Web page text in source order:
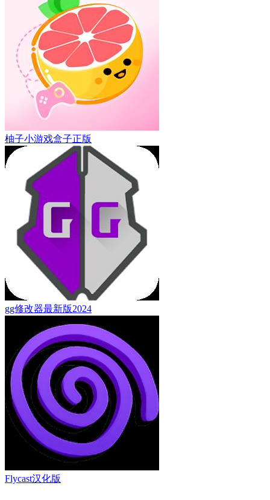
柚子小游戏盒子正版
gg修改器最新版2024
Flycast汉化版